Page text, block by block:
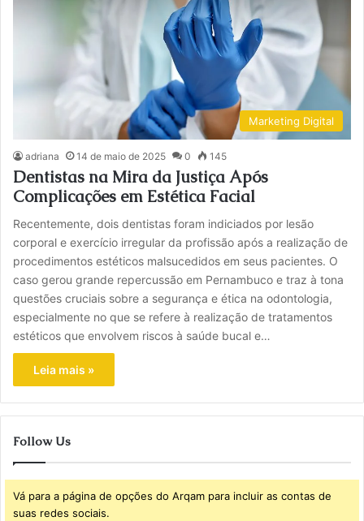
Marketing Digital
adriana 14 de maio de 2025 0 145
Dentistas na Mira da Justiça Após
Complicações em Estética Facial
Recentemente, dois dentistas foram indiciados por lesão
corporal e exercício irregular da profissão após a realização de
procedimentos estéticos malsucedidos em seus pacientes. O
caso gerou grande repercussão em Pernambuco e traz à tona
questões cruciais sobre a segurança e ética na odontologia,
especialmente no que se refere à realização de tratamentos
estéticos que envolvem riscos à saúde bucal e…
Leia mais »
Follow Us
Vá para a página de opções do Arqam para incluir as contas de
suas redes sociais.